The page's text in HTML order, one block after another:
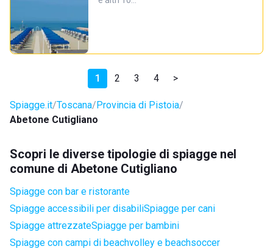
1 2 3 4 >
Spiagge.it Toscana Provincia di Pistoia
Abetone Cutigliano
Scopri le diverse tipologie di spiagge nel
comune di Abetone Cutigliano
Spiagge con bar e ristorante
Spiagge accessibili per disabiliSpiagge per cani
Spiagge attrezzateSpiagge per bambini
Spiagge con campi di beachvolley e beachsoccer